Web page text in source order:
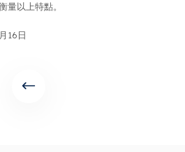
量以上特點。
16日